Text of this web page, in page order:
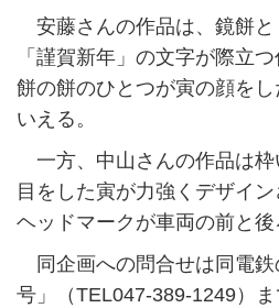
安藤さんの作品は、鏡餅と
「謹賀新年」の文字が際立
餅の餅のひとつが寅の顔を
いえる。
一方、中山さんの作品は枠
目をした寅が力強くデザイ
ヘッドマークが車両の前と後
同企画への問合せは同電鉄
号」（TEL047-389-1249）ま